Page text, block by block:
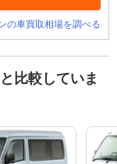
の車買取相場を調べる
比較していま